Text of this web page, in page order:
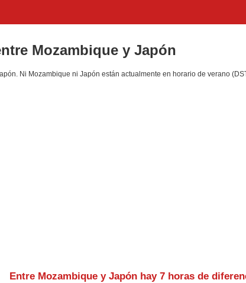
Mozambique y Japón
Ni Mozambique ni Japón están actualmente en horario de verano
Entre Mozambique y Japón hay 7 horas de